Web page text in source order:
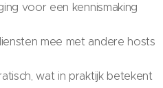
voor een kennismaking
mee met andere hosts
wat in praktijk betekent